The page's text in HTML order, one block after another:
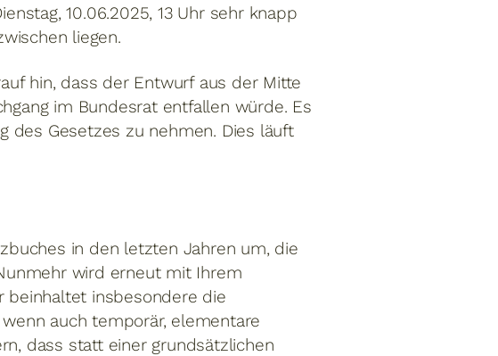
10.06.2025, 13 Uhr sehr knapp
liegen.
hin, dass der Entwurf aus der Mitte
im Bundesrat entfallen würde. Es
des Gesetzes zu nehmen. Dies läuft
in den letzten Jahren um, die
wird erneut mit Ihrem
beinhaltet insbesondere die
auch temporär, elementare
dass statt einer grundsätzlichen